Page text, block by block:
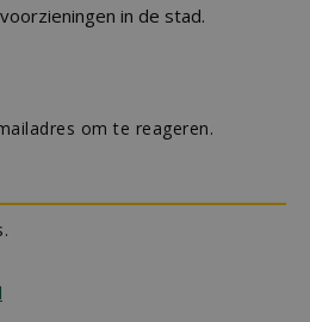
in de stad.
om te reageren.